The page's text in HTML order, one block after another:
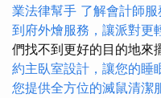
業法律幫手 了解會計師
到府外燴服務，讓派對更
們找不到更好的目的地來
約主臥室設計，讓您的睡
您提供全方位的滅鼠清潔